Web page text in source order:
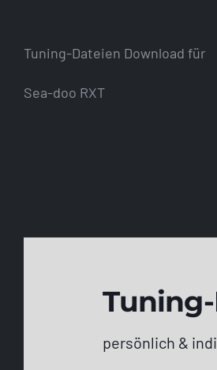
Tuning-Dateien Download für
Sea-doo RXT
persönlich &